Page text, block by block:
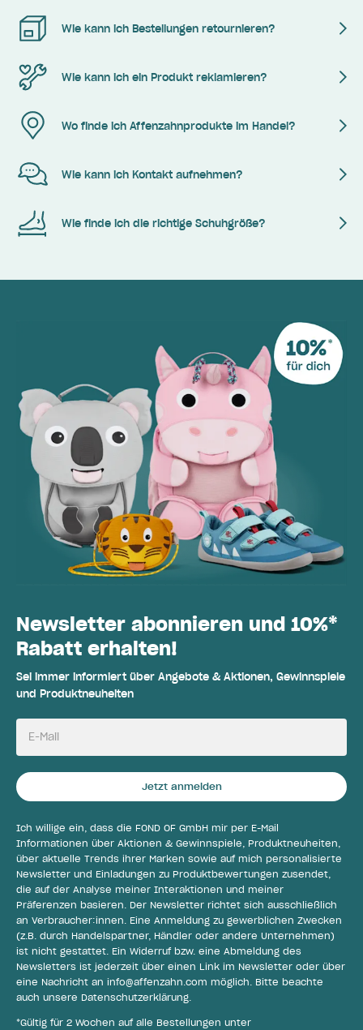
Wie kann ich Bestellungen retournieren?
Wie kann ich ein Produkt reklamieren?
Wo finde ich Affenzahnprodukte im Handel?
Wie kann ich Kontakt aufnehmen?
Wie finde ich die richtige Schuhgröße?
Newsletter abonnieren und 10%*
Rabatt erhalten!
Sei immer informiert über Angebote & Aktionen, Gewinnspiele
und Produktneuheiten
E-Mail
Jetzt anmelden
Ich willige ein, dass die FOND OF GmbH mir per E-Mail
Informationen über Aktionen & Gewinnspiele, Produktneuheiten,
über aktuelle Trends ihrer Marken sowie auf mich personalisierte
Newsletter und Einladungen zu Produktbewertungen zusendet,
die auf der Analyse meiner Interaktionen und meiner
Präferenzen basieren. Der Newsletter richtet sich ausschließlich
an Verbraucher:innen. Eine Anmeldung zu gewerblichen Zwecken
(z.B. durch Handelspartner, Händler oder andere Unternehmen)
ist nicht gestattet. Ein Widerruf bzw. eine Abmeldung des
Newsletters ist jederzeit über einen Link im Newsletter oder über
eine Nachricht an info@affenzahn.com möglich. Bitte beachte
auch unsere Datenschutzerklärung.
*Gültig für 2 Wochen auf alle Bestellungen unter